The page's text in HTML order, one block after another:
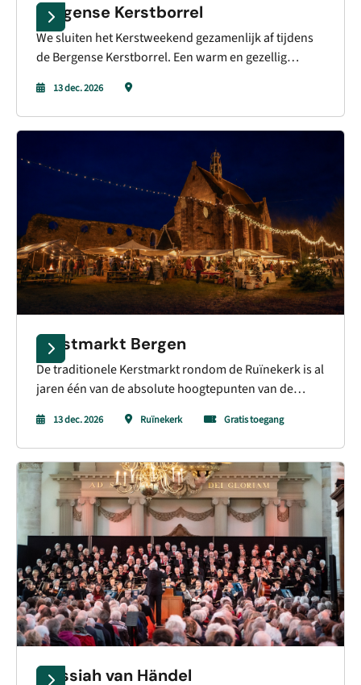
Bergense Kerstborrel
We sluiten het Kerstweekend gezamenlijk af tijdens
de Bergense Kerstborrel. Een warm en gezellig
weekend vol winterse beleving en alvast vooruit te
blikken op de feestdagen. Onder het genot van een
drankje wordt er geproost op het samenzijn en nog
even te blijven hangen in die fijne kerststemming.
13 dec. 2026
Kerstmarkt Bergen
De traditionele Kerstmarkt rondom de Ruïnekerk is al
jaren één van de absolute hoogtepunten van de
omgeving van het kerkplein komt het dorp volledig
tot leven in een warme, winterse kerstsfeer.
13 dec. 2026 Ruïnekerk Gratis toegang
Messiah van Händel